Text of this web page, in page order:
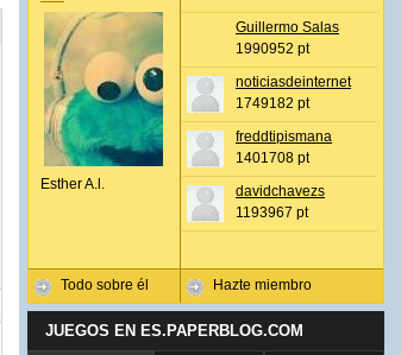
Esther A.l.
Todo sobre él
Guillermo Salas
1990952 pt
noticiasdeinternet
1749182 pt
freddtipismana
1401708 pt
davidchavezs
1193967 pt
Hazte miembro
JUEGOS EN ES.PAPERBLOG.COM